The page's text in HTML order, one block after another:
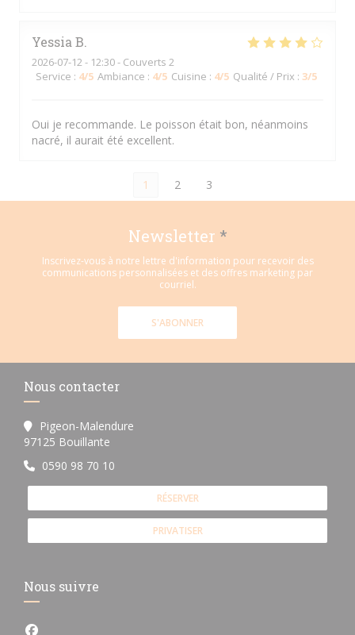
Yessia B
2026-07-12 - 12:30 - Couverts 2
Service : 4/5 Ambiance : 4/5 Cuisine : 4/5 Qualité / Prix : 3/5
Oui je recommande. Le poisson était bon, néanmoins
nacré, il aurait été excellent.
1 2 3
Newsletter *
Inscrivez-vous à notre lettre d'information pour recevoir des
communications personnalisées et des offres marketing par
courriel.
S'ABONNER
Nous contacter
Pigeon-Malendure
97125 Bouillante
0590 98 70 10
RÉSERVER
PRIVATISER
Nous suivre